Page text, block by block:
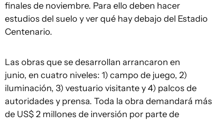
finales de noviembre. Para ello deben hacer
estudios del suelo y ver qué hay debajo del Estadio
Centenario.
Las obras que se desarrollan arrancaron en
junio, en cuatro niveles: 1) campo de juego, 2)
iluminación, 3) vestuario visitante y 4) palcos de
autoridades y prensa. Toda la obra demandará más
de US$ 2 millones de inversión por parte de